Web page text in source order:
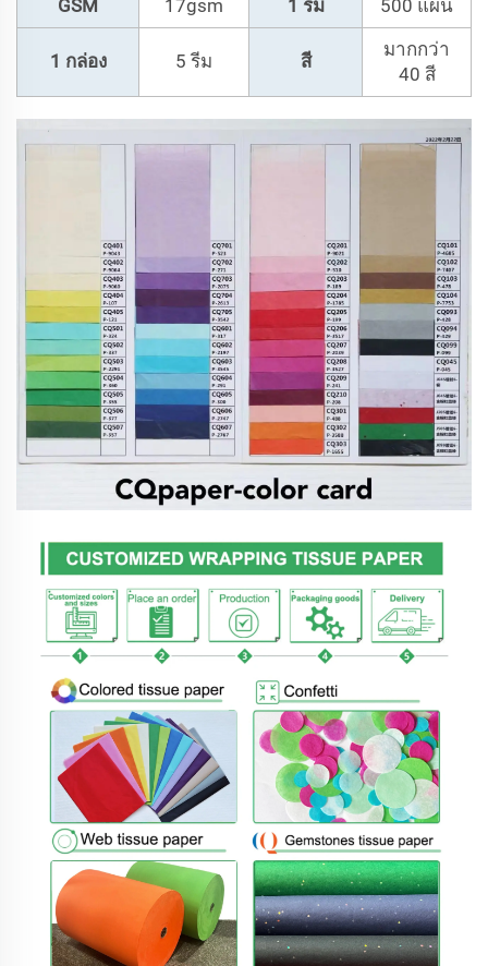
GSM
17gsm 1 รีม 500 แผ่น
1 กล่อง 5 รีม สี
มากกว่า
40 สี